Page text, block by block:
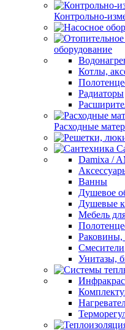
Контрольно-
оборудование
Котлы,
Радиаторы
Расходные
Damixa /
Ванны
Душевое
Душевые
Мебель
Раковины,
Смесители
Унитазы,